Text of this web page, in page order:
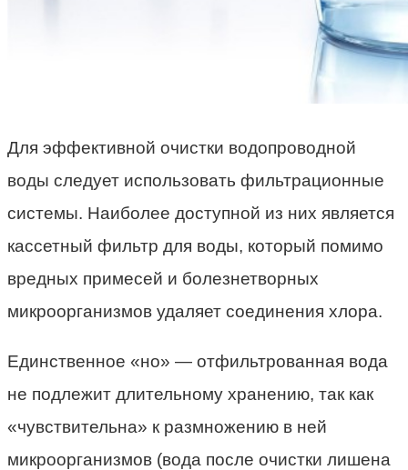
Для эффективной очистки водопроводной
воды следует использовать фильтрационные
системы. Наиболее доступной из них является
кассетный фильтр для воды, который помимо
вредных примесей и болезнетворных
микроорганизмов удаляет соединения хлора.
Единственное «но» — отфильтрованная вода
не подлежит длительному хранению, так как
«чувствительна» к размножению в ней
микроорганизмов (вода после очистки лишена